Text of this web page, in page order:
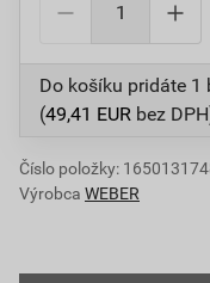
Do košíku pridáte 1
(49,41 EUR bez
Číslo položky:
Výrobca WEBER